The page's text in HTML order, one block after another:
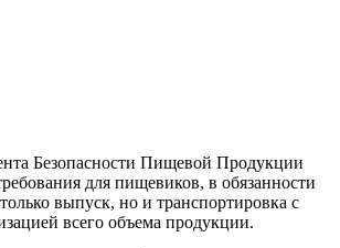
Безопасности Пищевой Продукции
для пищевиков, в обязанности
выпуск, но и транспортировка с
всего объема продукции.